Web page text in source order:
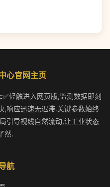
心官网主页
轻触进入网页版,监测数据即刻
,响应迅速无迟滞.关键参数始终
引导视线自然流动,让工业状态
然.
航